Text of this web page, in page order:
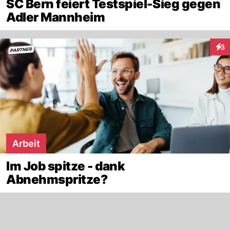
SC Bern feiert Testspiel-Sieg gegen
Adler Mannheim
3
Arbeit
Im Job spitze - dank
Abnehmspritze?